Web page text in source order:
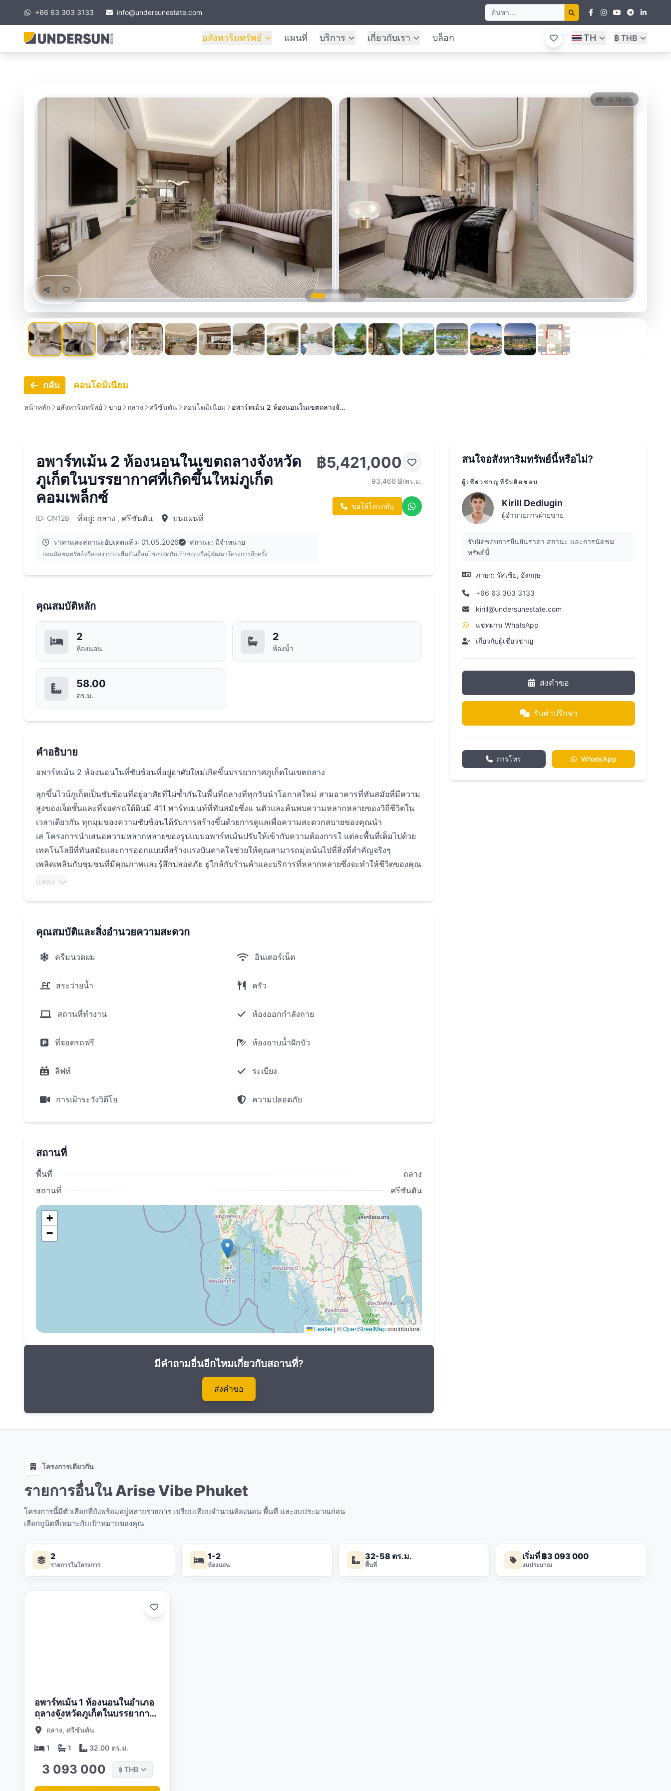
+66 63 303 3133 info@undersunestate.com
อสังหาริมทรัพย์ แผนที่ บริการ เกี่ยวกับเรา บล็อก TH ฿ THB
1-2/ 16งกัน
กลับ คอนโดมิเนียม
หน้าหลัก อสังหาริมทรัพย์ ขาย ถลาง ศรีซันตัน คอนโดมิเนียม อพาร์ทเม้น 2 ห้องนอนในเขตถลางจั…
อพาร์ทเม้น 2 ห้องนอนในเขตถลางจังหวัด
ภูเก็ตในบรรยากาศที่เกิดขึ้นใหม่ภูเก็ต
คอมเพล็กซ์
ID: CN128 ที่อยู่: ถลาง , ศรีซันตัน บนแผนที่
ราคาและสถานะอัปเดตแล้ว: 01.05.2026 สถานะ: มีจำหน่าย
ก่อนนัดชมทรัพย์หรือจอง เราจะยืนยันเงื่อนไขล่าสุดกับเจ้าของหรือผู้พัฒนาโครงการอีกครั้ง
฿5,421,000
93,466 ฿/ตร.ม.
ขอให้โทรกลับ
คุณสมบัติหลัก
2
ห้องนอน
2
ห้องน้ำ
58.00
ตร.ม.
คำอธิบาย
อพาร์ทเม้น 2 ห้องนอนในที่ซับซ้อนที่อยู่อาศัยใหม่เกิดขึ้นบรรยากาศภูเก็ตในเขตถลาง
ลุกขึ้นไวบ์ภูเก็ตเป็นซับซ้อนที่อยู่อาศัยที่ไม่ซ้ำกันในพื้นที่ถลางที่ทุกวันนำโอกาสใหม่ สามอาคารที่ทันสมัยที่มีความ
สูงของเจ็ดชั้นและที่จอดรถใต้ดินมี 411 พาร์ทเมนท์ที่ทันสมัยซึ่งแ นตัวและค้นพบความหลากหลายของวิถีชีวิตใน
เวลาเดียวกัน ทุกมุมของความซับซ้อนได้รับการสร้างขึ้นด้วยการดูแลเพื่อความสะดวกสบายของคุณนำ
เส โครงการนำเสนอความหลากหลายของรูปแบบอพาร์ทเม้นปรับให้เข้ากับความต้องการใ แต่ละพื้นที่เต็มไปด้วย
เทคโนโลยีที่ทันสมัยและการออกแบบที่สร้างแรงบันดาลใจช่วยให้คุณสามารถมุ่งเน้นไปที่สิ่งที่สำคัญจริงๆ
เพลิดเพลินกับชุมชนที่มีคุณภาพและรู้สึกปลอดภัย ยู่ใกล้กับร้านค้าและบริการที่หลากหลายซึ่งจะทำให้ชีวิตของคุณ
สะดวกสบายยิ่งขึ้น
งอำนวยความสะดวกโครงสร้างพื้นฐานที่จำเป็นสำหรับชีวิตที่สะดวกสบายและส่วนที่เหลือ หาดบางเทาอยู่ห่างออก
กิโลเมตร โรบินสันไลฟ์สไตล์มอลล์อยู่ห่างออกไปเพียง 950 เมตรในขณะที่ปอร์โตเดอภูเก็ตมอลล์อยู่ห่างออกไป
ห่างออกไปเพียง 13 กิโลเมตร รงเรียนขจรเกียรติถลางอยู่ห่างออกไปเพียง 350 เมตรเช่นเดียวกับโรงเรียน
คลับ,8.7 กม.ห่างออกไป
สระว่ายน้ำ
ล็อบบี้พร้อมพื้นที่ต้อนรับ
ห้องสมุด
โคเวิร์คกิ้งและพื้นที่เลานจ์
สตูดิโอโยคะ,ปีนหน้าผา
โรงยิมสำหรับชั้นเรียนมวยและออกกำลังกาย
ลู่วิ่งและสวนสำหรับเดิน
ห้องซาวน่าและห้องอบไอน้ำ
อย่าพลาดโอกาสที่จะซื้ออสังหาริมทรัพย์ในจังหวัดภูเก็ตที่เกิดขึ้นบรรยากาศที่ซับซ้อนภูเก็ตภู ค้นพบความกลมกลืน
ระหว่างความสะดวกสบายและไลฟ์สไตล์ที่คุณฝันเสมอ
แสดง
คุณสมบัติและสิ่งอำนวยความสะดวก
ครีมนวดผม อินเตอร์เน็ต
สระว่ายน้ำ ครัว
สถานที่ทำงาน ห้องออกกำลังกาย
ที่จอดรถฟรี ห้องอาบน้ำฝักบัว
ลิฟท์ ระเบียง
การเฝ้าระวังวิดีโอ ความปลอดภัย
สถานที่
พื้นที่
ถลาง
สถานที่
ศรีซันตัน
+
−
Leaflet | ©OpenStreetMapcontributors
มีคำถามอื่นอีกไหมเกี่ยวกับสถานที่?
ส่งคำขอ
สนใจอสังหาริมทรัพย์นี้หรือไม่?
ผู้เชี่ยวชาญที่รับผิดชอบ
Kirill Dediugin
ผู้อำนวยการฝ่ายขาย
รับผิดชอบการยืนยันราคา สถานะ และการนัดชม
ทรัพย์นี้
ภาษา: รัสเซีย, อังกฤษ
+66 63 303 3133
kirill@undersunestate.com
แชทผ่าน WhatsApp
เกี่ยวกับผู้เชี่ยวชาญ
ส่งคำขอ
รับคำปรึกษา
การโทร WhatsApp
โครงการเดียวกัน
รายการอื่นใน Arise Vibe Phuket
โครงการนี้มีตัวเลือกที่ยังพร้อมอยู่หลายรายการ เปรียบเทียบจำนวนห้องนอน พื้นที่ และงบประมาณก่อน
เลือกยูนิตที่เหมาะกับเป้าหมายของคุณ
2
รายการในโครงการ
1-2
ห้องนอน
32-58 ตร.ม.
พื้นที่
เริ่มที่ ฿3 093 000
งบประมาณ
อพาร์ทเม้น 1 ห้องนอนในอำเภอ
ถลางจังหวัดภูเก็ตในบรรยากาศ
ที่เกิดขึ้นใหม่ภูเก็ตซับซ้อน
ถลาง, ศรีซันตัน
1 1 32.00 ตร.ม.
3 093 000 ฿ THB